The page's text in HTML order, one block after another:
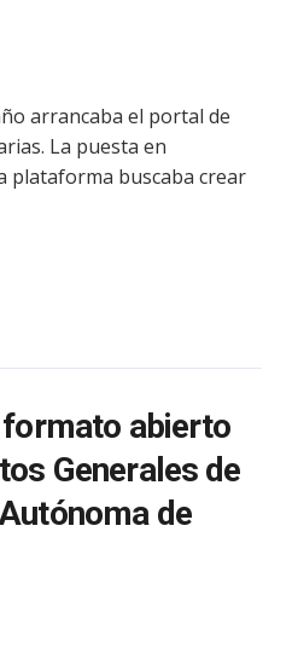
arrancaba el portal de
La puesta en
plataforma buscaba crear
abierto
Generales de
de